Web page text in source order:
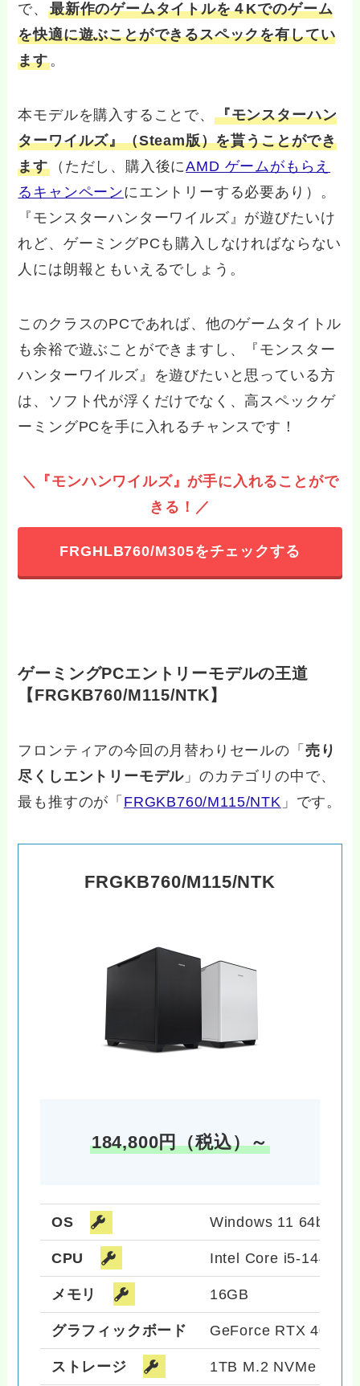
で、最新作のゲームタイトルを４Kでのゲーム
を快適に遊ぶことができるスペックを有してい
ます。
本モデルを購入することで、 『モンスターハン
ターワイルズ』（Steam版）を貰うことができ
ます （ただし、購入後にAMD ゲームがもらえ
るキャンペーンにエントリーする必要あり）。
『モンスターハンターワイルズ』が遊びたいけ
れど、ゲーミングPCも購入しなければならない
人には朗報ともいえるでしょう。
このクラスのPCであれば、他のゲームタイトル
も余裕で遊ぶことができますし、『モンスター
ハンターワイルズ』を遊びたいと思っている方
は、ソフト代が浮くだけでなく、高スペックゲ
ーミングPCを手に入れるチャンスです！
＼『モンハンワイルズ』が手に入れることがで
きる！／
FRGHLB760/M305をチェックする
ゲーミングPCエントリーモデルの王道
【FRGKB760/M115/NTK】
フロンティアの今回の月替わりセールの「 売り
尽くしエントリーモデル 」のカテゴリの中で、
最も推すのが「 FRGKB760/M115/NTK 」です。
FRGKB760/M115/NTK
184,800円（税込）～
OS Windows 11 64bit
CPU Intel Core i5-14400F
メモリ 16GB
グラフィックボード GeForce RTX 4060
ストレージ 1TB M.2 NVMe SSD